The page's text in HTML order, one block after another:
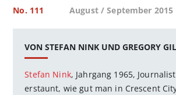
No. 111 August / September 2015
VON STEFAN NINK UND GREGORY
Stefan Nink, Jahrgang 1965,
erstaunt, wie gut man in Crescent